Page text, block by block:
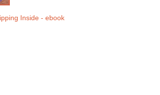
Inside - ebook